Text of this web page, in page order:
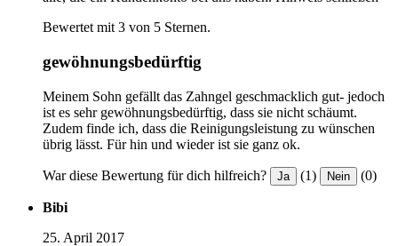
Bewertet mit 3 von 5 Sternen.
gewöhnungsbedürftig
Meinem Sohn gefällt das Zahngel geschmacklich gut- jedoch
ist es sehr gewöhnungsbedürftig, dass sie nicht schäumt.
Zudem finde ich, dass die Reinigungsleistung zu wünschen
übrig lässt. Für hin und wieder ist sie ganz ok.
War diese Bewertung für dich hilfreich? Ja (1) Nein (0)
Bibi
25. April 2017